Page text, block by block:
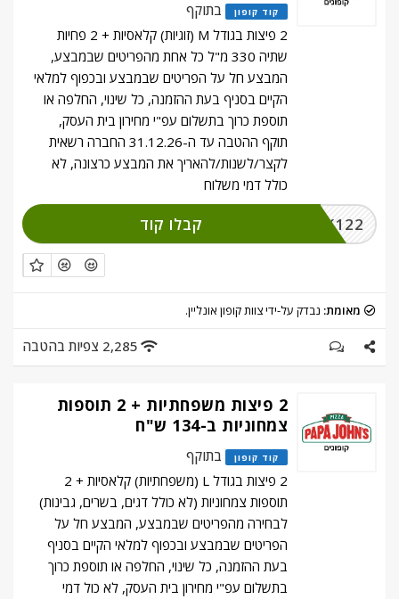
קוד קופון
בתוקף
2 פיצות בגודל M (זוגיות) קלאסיות + 2 פחיות
שתיה 330 מ"ל כל אחת מהפריטים שבמבצע,
המבצע חל על הפריטים שבמבצע ובכפוף למלאי
הקיים בסניף בעת ההזמנה, כל שינוי, החלפה או
תוספת כרוך בתשלום עפ"י מחירון בית העסק,
תוקף ההטבה עד ה-31.12.26 החברה רשאית
לקצר/לשנות/להאריך את המבצע כרצונה, לא
כולל דמי משלוח
CLICK122 קבלו קוד
מאומת: נבדק על-ידי צוות קופון אונליין.
2,285 צפיות בהטבה
2 פיצות משפחתיות + 2 תוספות
צמחוניות ב-134 ש"ח
קוד קופון
בתוקף
2 פיצות בגודל L (משפחתיות) קלאסיות + 2
תוספות צמחוניות (לא כולל דגים, בשרים, גבינות)
לבחירה מהפריטים שבמבצע, המבצע חל על
הפריטים שבמבצע ובכפוף למלאי הקיים בסניף
בעת ההזמנה, כל שינוי, החלפה או תוספת כרוך
בתשלום עפ"י מחירון בית העסק, לא כול דמי